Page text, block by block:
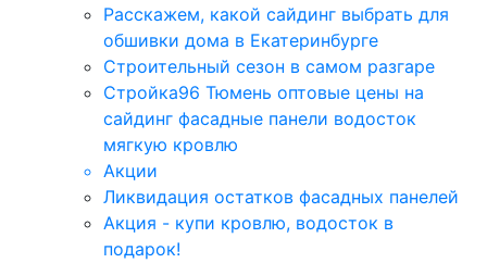
Расскажем, какой сайдинг выбрать для
обшивки дома в Екатеринбурге
Строительный сезон в самом разгаре
Стройка96 Тюмень оптовые цены на
сайдинг фасадные панели водосток
мягкую кровлю
Акции
Ликвидация остатков фасадных панелей
Акция - купи кровлю, водосток в
подарок!